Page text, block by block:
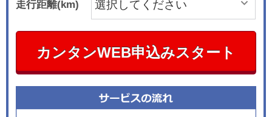
走行距離(km)
カンタンWEB申込みスタート